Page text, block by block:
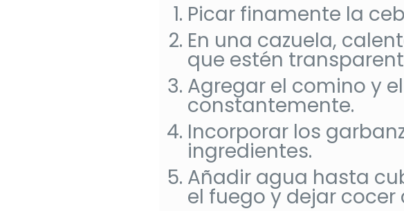
Picar finamente la
En una cazuela,
que estén
Agregar el comino y
constantemente.
Incorporar los
ingredientes.
Añadir agua hasta
el fuego y dejar